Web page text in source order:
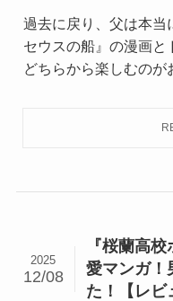
過去に戻り、父は本当
セウスの船』の漫画と
どちらから楽しむのが
『桜蘭高
愛マンガ！
た！【レビ
2025
12/08